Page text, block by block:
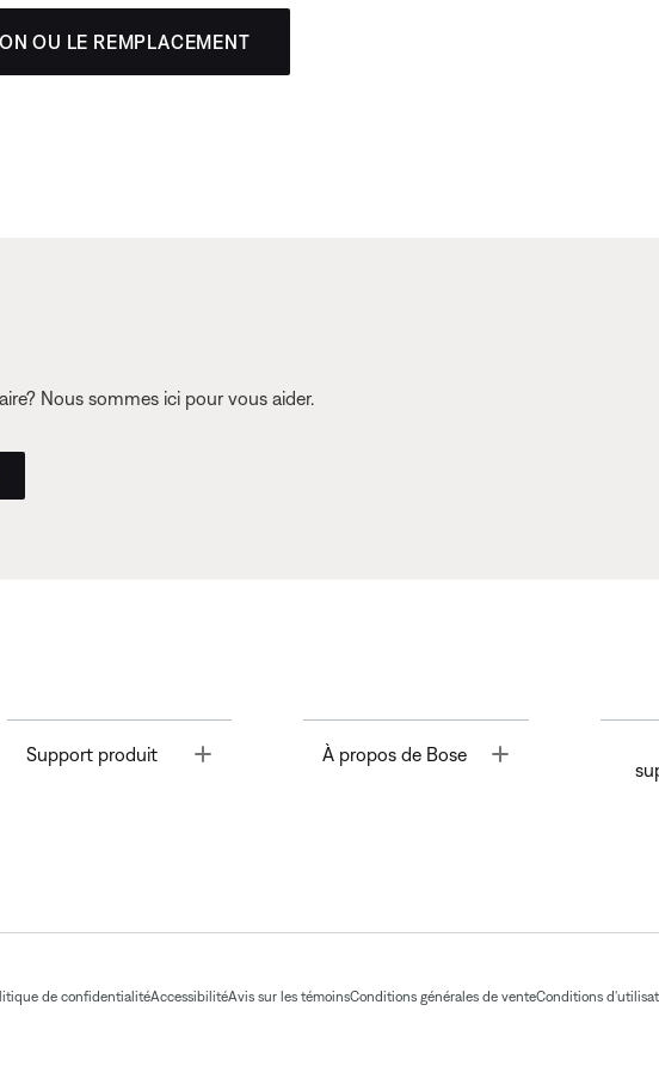
OU LE REMPLACEMENT
Nous sommes ici pour vous aider.
Support produit À propos de Bose Toggle
de confidentialitéAccessibilitéAvis sur les témoinsConditions générales de venteConditions